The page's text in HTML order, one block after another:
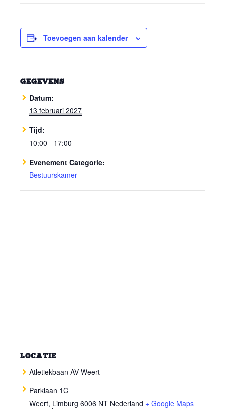
Toevoegen aan kalender
GEGEVENS
Datum:
13 februari 2027
Tijd:
10:00 - 17:00
Evenement Categorie:
Bestuurskamer
LOCATIE
Atletiekbaan AV Weert
Parklaan 1C
Weert, Limburg 6006 NT Nederland + Google Maps